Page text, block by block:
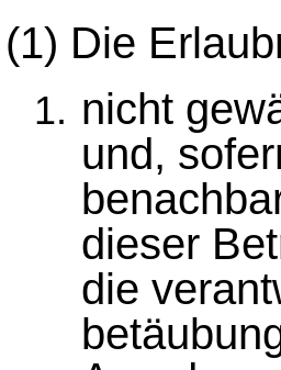
(1) Die
nicht
und,
dieser
die